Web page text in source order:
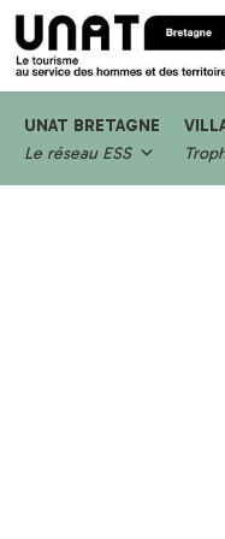
UNAT BRETAGNE
Le réseau ESS